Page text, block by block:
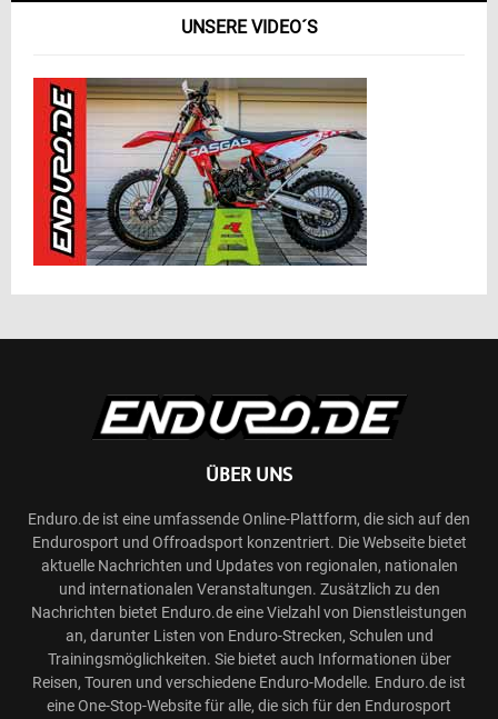
UNSERE VIDEO´S
ÜBER UNS
Enduro.de ist eine umfassende Online-Plattform, die sich auf den
Endurosport und Offroadsport konzentriert. Die Webseite bietet
aktuelle Nachrichten und Updates von regionalen, nationalen
und internationalen Veranstaltungen. Zusätzlich zu den
Nachrichten bietet Enduro.de eine Vielzahl von Dienstleistungen
an, darunter Listen von Enduro-Strecken, Schulen und
Trainingsmöglichkeiten. Sie bietet auch Informationen über
Reisen, Touren und verschiedene Enduro-Modelle. Enduro.de ist
eine One-Stop-Website für alle, die sich für den Endurosport